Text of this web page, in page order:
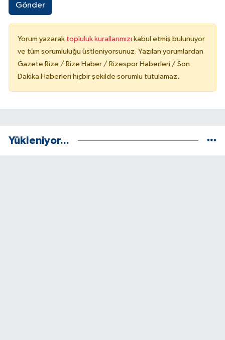
Gönder
Yorum yazarak topluluk kurallarımızı kabul etmiş bulunuyor
ve tüm sorumluluğu üstleniyorsunuz. Yazılan yorumlardan
Gazete Rize / Rize Haber / Rizespor Haberleri / Son
Dakika Haberleri hiçbir şekilde sorumlu tutulamaz.
Yükleniyor...